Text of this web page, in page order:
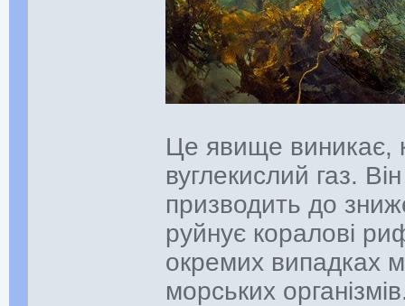
Це явище виникає,
вуглекислий газ.
призводить до
руйнує коралові
окремих випадках
морських